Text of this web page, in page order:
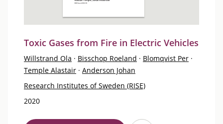
Toxic Gases from Fire in Electric Vehicles
Willstrand Ola · Bisschop Roeland · Blomqvist Per ·
Temple Alastair · Anderson Johan
Research Institutes of Sweden (RISE)
2020